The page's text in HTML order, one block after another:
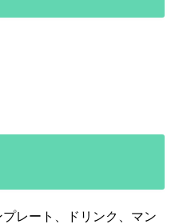
レート、ドリンク、マン